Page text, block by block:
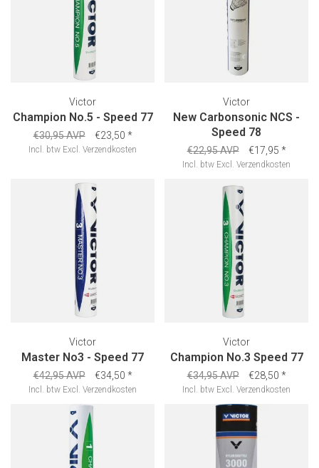
Victor
Champion No.5 - Speed 77
€30,95 AVP €23,50 *
Incl. btw Excl. Verzendkosten
Victor
New Carbonsonic NCS -
Speed 78
€22,95 AVP €17,95 *
Incl. btw Excl. Verzendkosten
Victor
Master No3 - Speed 77
€42,95 AVP €34,50 *
Incl. btw Excl. Verzendkosten
Victor
Champion No.3 Speed 77
€34,95 AVP €28,50 *
Incl. btw Excl. Verzendkosten